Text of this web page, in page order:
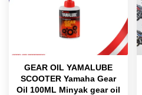
GEAR OIL YAMALUBE
SCOOTER Yamaha Gear
Oil 100ML Minyak gear oil